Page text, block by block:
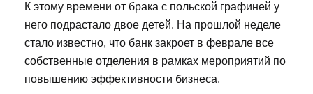
К этому времени от брака с польской графиней у
него подрастало двое детей. На прошлой неделе
стало известно, что банк закроет в феврале все
собственные отделения в рамках мероприятий по
повышению эффективности бизнеса.